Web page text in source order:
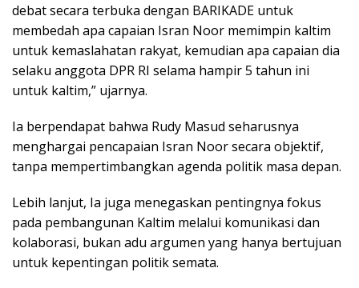
debat secara terbuka dengan BARIKADE untuk
membedah apa capaian Isran Noor memimpin kaltim
untuk kemaslahatan rakyat, kemudian apa capaian dia
selaku anggota DPR RI selama hampir 5 tahun ini
untuk kaltim,” ujarnya.
Ia berpendapat bahwa Rudy Masud seharusnya
menghargai pencapaian Isran Noor secara objektif,
tanpa mempertimbangkan agenda politik masa depan.
Lebih lanjut, Ia juga menegaskan pentingnya fokus
pada pembangunan Kaltim melalui komunikasi dan
kolaborasi, bukan adu argumen yang hanya bertujuan
untuk kepentingan politik semata.